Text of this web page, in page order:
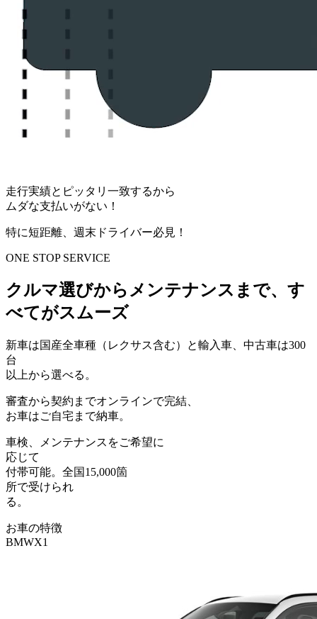
走行実績とピッタリ一致するから
ムダな支払いがない！
特に短距離、週末ドライバー必見！
ONE STOP SERVICE
クルマ選びからメンテナンスまで、す
べてがスムーズ
新車は国産全車種（レクサス含む）と輸入車 、中古車は300
台
以上から選べる。
審査から契約までオンラインで完結、
お車はご自宅まで納車。
車検、メンテナンス をご希望に
応じて
付帯可能。全国15,000箇
所で受けられ
る。
お車の特徴
BMWX1